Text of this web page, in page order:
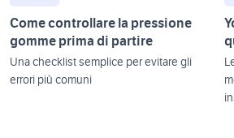
Come controllare la pressione
gomme prima di partire
Una checklist semplice per evitare gli
errori più comuni